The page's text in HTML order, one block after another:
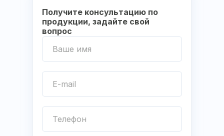
Получите консультацию по
продукции, задайте свой
вопрос